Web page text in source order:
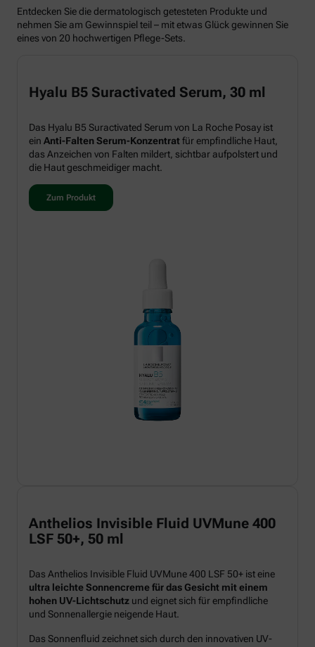
Entdecken Sie die dermatologisch getesteten Produkte und
nehmen Sie am Gewinnspiel teil – mit etwas Glück gewinnen Sie
eines von 20 hochwertigen Pflege-Sets.
Hyalu B5 Suractivated Serum, 30 ml
Das Hyalu B5 Suractivated Serum von La Roche Posay ist
ein Anti-Falten Serum-Konzentratfür empfindliche Haut,
das Anzeichen von Falten mildert, sichtbar aufpolstert und
die Haut geschmeidiger macht.
Zum Produkt
Anthelios Invisible Fluid UVMune 400
LSF 50+, 50 ml
Das Anthelios Invisible Fluid UVMune 400 LSF 50+ ist eine
ultra leichte Sonnencreme für das Gesicht mit einem
hohen UV-Lichtschutz und eignet sich für empfindliche
und Sonnenallergie neigende Haut.
Das Sonnenfluid zeichnet sich durch den innovativen UV-